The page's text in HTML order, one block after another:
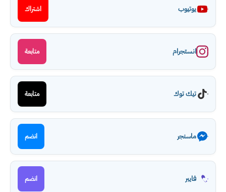
يوتيوب اشتراك
انستجرام متابعة
تيك توك متابعة
ماسنجر انضم
فايبر انضم